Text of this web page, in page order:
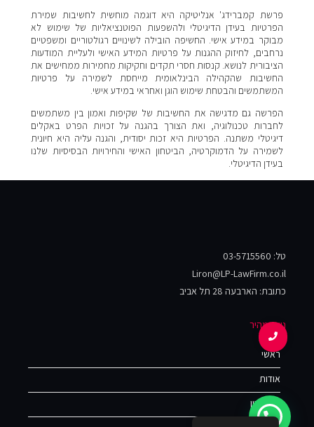
פרשת קמברידג' אנליטיקה היא דוגמה מוחשית לחשיבות שמירת
הפרטיות בעידן הדיגיטלי ולהשפעות הפוטנציאליות של שימוש לא
מבוקר במידע אישי. החשיפה הובילה לשינויים רגולטוריים ומשפטיים
נרחבים, לחיזוק ההגנות על פרטיות המידע האישי ולעליית המודעות
הציבורית לנושא. קנסות חסרי תקדים וחקיקות מחמירות ממחישים את
החשיבות שהקהילה הבינלאומית מייחסת לשמירה על פרטיות
המשתמשים והבטחת שימוש הוגן ואחראי במידע אישי.
הפרשה גם מדגישה את החשיבות של שקיפות ואמון בין משתמשים
לחברות טכנולוגיה, ואת הצורך בהגנה על זכויות הפרט באקלים
דיגיטלי משתנה. הפרטיות היא זכות יסודית, והגנה עליה היא חיונית
לשמירה על הדמוקרטיה, הביטחון האישי והחירויות הבסיסיות שלנו
בעידן הדיגיטלי.
טל: 03-5715560
Liron@LP-LawFirm.co.il
כתובת: הארבעה 28 תל אביב
ניווט מהיר
ראשי
אודות
פסקי דין